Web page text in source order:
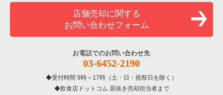
洋食の居抜き売却物件の案件一覧
その他の居抜き売却物件の案件一覧
大阪市東住吉区の飲食店の居抜き売却物件の案件一覧
門真市の飲食店の居抜き売却物件の案件一覧
大阪市天王寺区の飲食店の居抜き売却物件の案件一覧
大阪府のバーの居抜き売却物件の案件一覧
大阪府の居酒屋・ダイニングバーの居抜き売却物件の案件一覧
大阪府の和食の居抜き売却物件の案件一覧
大阪府の洋食の居抜き売却物件の案件一覧
店舗売却に関する
お問い合わせフォーム
お電話でのお問い合わせ先
03-6452-2190
受付時間 9時～17時（土・日・祝祭日を除く）
飲食店ドットコム 居抜き売却担当者まで